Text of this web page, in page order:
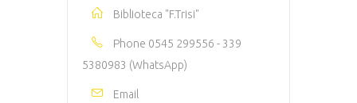
Biblioteca "F.Trisi"
Phone 0545 299556 - 339
5380983 (WhatsApp)
Email